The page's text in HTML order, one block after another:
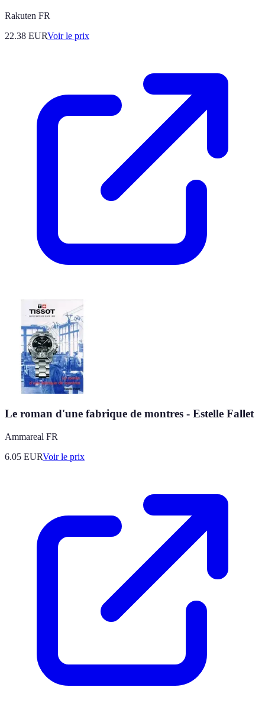
Rakuten FR
22.38 EURVoir le prix
Le roman d'une fabrique de montres - Estelle Fallet
Ammareal FR
6.05 EURVoir le prix